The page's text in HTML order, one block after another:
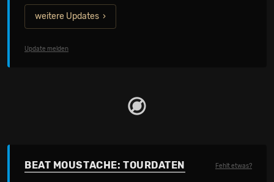
weitere Updates
Update melden
BEAT MOUSTACHE: TOURDATEN Fehlt etwas?